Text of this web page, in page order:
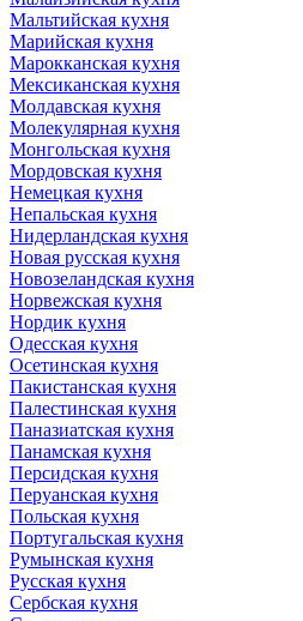
Мальтийская кухня
Марийская кухня
Марокканская кухня
Мексиканская кухня
Молдавская кухня
Молекулярная кухня
Монгольская кухня
Мордовская кухня
Немецкая кухня
Непальская кухня
Нидерландская кухня
Новая русская кухня
Новозеландская кухня
Норвежская кухня
Нордик кухня
Одесская кухня
Осетинская кухня
Пакистанская кухня
Палестинская кухня
Паназиатская кухня
Панамская кухня
Персидская кухня
Перуанская кухня
Польская кухня
Португальская кухня
Румынская кухня
Русская кухня
Сербская кухня